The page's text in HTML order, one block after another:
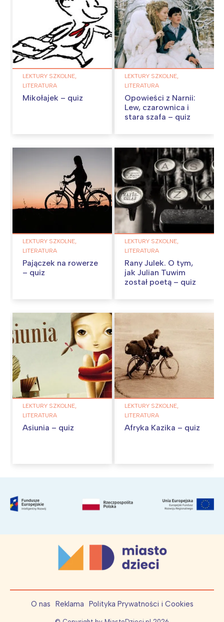
LEKTURY SZKOLNE,
LITERATURA
Mikołajek – quiz
LEKTURY SZKOLNE,
LITERATURA
Opowieści z Narnii:
Lew, czarownica i
stara szafa – quiz
LEKTURY SZKOLNE,
LITERATURA
Pajączek na rowerze
– quiz
LEKTURY SZKOLNE,
LITERATURA
Rany Julek. O tym,
jak Julian Tuwim
został poetą – quiz
LEKTURY SZKOLNE,
LITERATURA
Asiunia – quiz
LEKTURY SZKOLNE,
LITERATURA
Afryka Kazika – quiz
O nas Reklama Polityka Prywatności i Cookies